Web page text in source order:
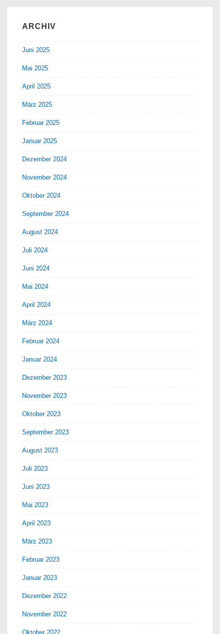
ARCHIV
Juni 2025
Mai 2025
April 2025
März 2025
Februar 2025
Januar 2025
Dezember 2024
November 2024
Oktober 2024
September 2024
August 2024
Juli 2024
Juni 2024
Mai 2024
April 2024
März 2024
Februar 2024
Januar 2024
Dezember 2023
November 2023
Oktober 2023
September 2023
August 2023
Juli 2023
Juni 2023
Mai 2023
April 2023
März 2023
Februar 2023
Januar 2023
Dezember 2022
November 2022
Oktober 2022